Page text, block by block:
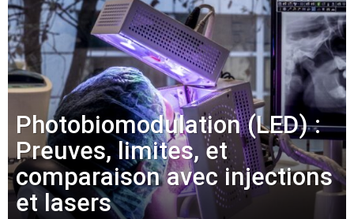
Photobiomodulation (LED) :
Preuves, limites, et
comparaison avec injections
et lasers